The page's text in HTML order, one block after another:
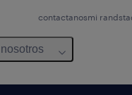
contactanosmi